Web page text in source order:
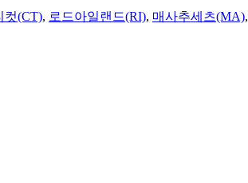
컷(CT), 로드아일랜드(RI), 매사추세츠(MA),